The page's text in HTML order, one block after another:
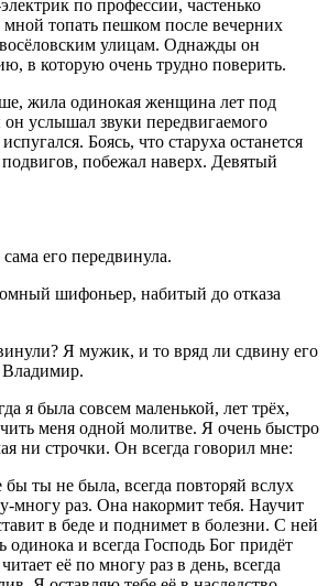
по профессии, частенько
мной топать пешком после вечерних
улицам. Однажды он
в которую очень трудно поверить.
жила одинокая женщина лет под
услышал звуки передвигаемого
Боясь, что старуха останется
подвигов, побежал наверх. Девятый
его передвинула.
шифоньер, набитый до отказа
Я мужик, и то вряд ли сдвину его
я была совсем маленькой, лет трёх,
меня одной молитве. Я очень быстро
ни строчки. Он всегда говорил мне:
ты не была, всегда повторяй вслух
многу раз. Она накормит тебя. Научит
в беде и поднимет в болезни. С ней
одинока и всегда Господь Бог придёт
её по многу раз в день, всегда